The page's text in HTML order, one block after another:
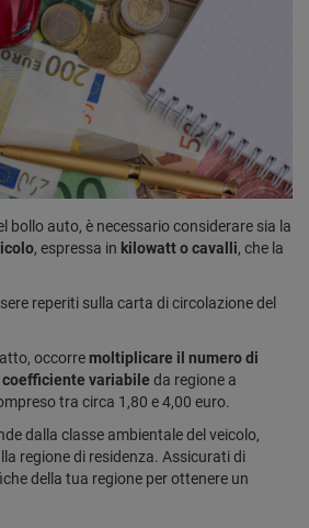
bollo auto, è necessario considerare sia la
, espressa in kilowatt o cavalli, che la
reperiti sulla carta di circolazione del
occorremoltiplicare il numero di
variabile da regione a
tra circa 1,80 e 4,00 euro.
dalla classe ambientale del veicolo,
regione di residenza. Assicurati di
della tua regione per ottenere un